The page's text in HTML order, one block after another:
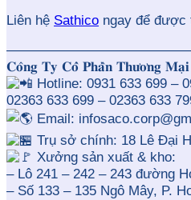
Liên hệ Sathico ngay để được
𝐂𝐨̂𝐧𝐠 𝐓𝐲 𝐂𝐨̂̉ 𝐏𝐡𝐚̂̀𝐧 𝐓𝐡𝐮̛𝐨̛𝐧𝐠
Hotline: 0931 633 699 –
02363 633 699 – 02363 633
Email:
Trụ sở chính: 18 Lê Đại
Xưởng sản xuất & kho:
– Lô 241 – 242 – 243 đường
– Số 133 – 135 Ngô Mây, P.